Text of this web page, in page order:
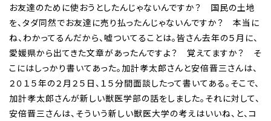
お友達のために使おうとしたんじゃないんですか？ 国民の土地
を、タダ同然でお友達に売り払ったんじゃないんですか？ 本当に
ね、わかってるんだから、嘘ついてることは。皆さん去年の５月に、
愛媛県から出てきた文章があったんですよ？ 覚えてますか？ そ
こにはしっかり書いてあった。加計孝太郎さんと安倍晋三さんは、
２０１５年の２月２５日、１５分間面談したって書いてある。そこで、
加計孝太郎さんが新しい獣医学部の話をしました。それに対して、
安倍晋三さんは、そういう新しい獣医大学の考えはいいね、と、コ